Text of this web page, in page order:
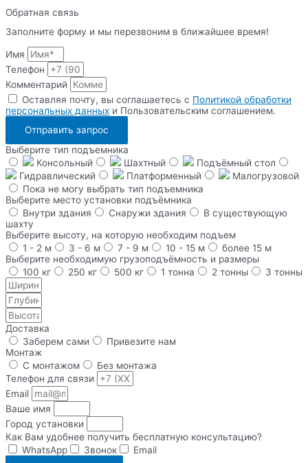
Обратная связь
Заполните форму и мы перезвоним в ближайшее время!
Имя
Телефон
Комментарий
Оставляя почту, вы соглашаетесь с Политикой обработки
персональных данных и Пользовательским соглашением.
Отправить запрос
Выберите тип подъемника
Консольный
Шахтный
Подъёмный стол
Гидравлический
Платформенный
Малогрузовой
Пока не могу выбрать тип подъемника
Выберите место установки подъёмника
Внутри здания
Снаружи здания
В существующую
шахту
Выберите высоту, на которую необходим подъем
1 - 2 м
3 - 6 м 7 - 9 м 10 - 15 м
более 15 м
Выберите необходимую грузоподъёмность и размеры
100 кг
250 кг 500 кг 1 тонна 2 тонны 3 тонны
Доставка
Заберем сами
Привезите нам
Монтаж
С монтажом
Без монтажа
Телефон для связи
Email
Ваше имя
Город установки
Как Вам удобнее получить бесплатную консультацию?
WhatsApp
Звонок
Email